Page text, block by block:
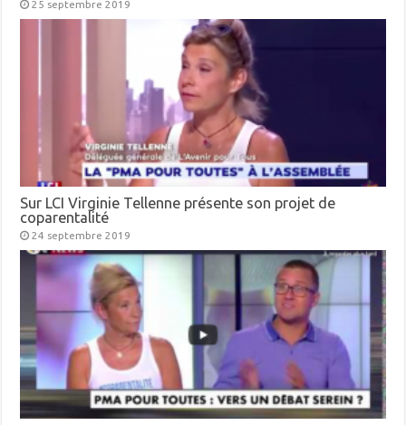
25 septembre 2019
Sur LCI Virginie Tellenne présente son projet de
coparentalité
24 septembre 2019